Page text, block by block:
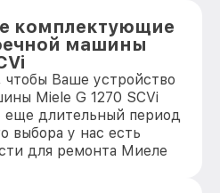
комплектующие
машины
Ваше устройство
Miele G 1270 SCVi
еще длительный период
выбора у нас есть
для ремонта Миеле